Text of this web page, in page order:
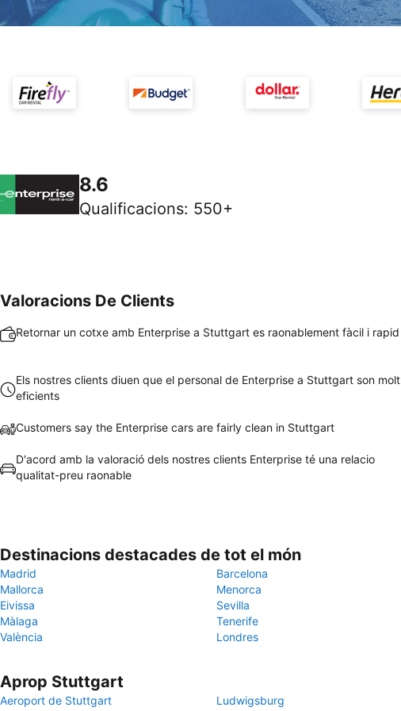
8.6
Qualificacions: 550+
Valoracions De Clients
Retornar un cotxe amb Enterprise a Stuttgart es raonablement fàcil i rapid
Els nostres clients diuen que el personal de Enterprise a Stuttgart son molt
eficients
Customers say the Enterprise cars are fairly clean in Stuttgart
D'acord amb la valoració dels nostres clients Enterprise té una relacio
qualitat-preu raonable
Destinacions destacades de tot el món
Madrid
Barcelona
Mallorca
Menorca
Eivissa
Sevilla
Màlaga
Tenerife
València
Londres
Aprop Stuttgart
Aeroport de Stuttgart
Ludwigsburg